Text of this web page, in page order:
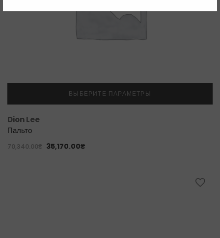
ВЫБЕРИТЕ ПАРАМЕТРЫ
Dion Lee
Пальто
70,340.00₴ 35,170.00₴